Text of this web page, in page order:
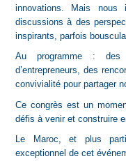
innovations. Mais
discussions à des
inspirants, parfois
Au programme : des
d’entrepreneurs, des
convivialité pour partager
Ce congrès est un
défis à venir et construire
Le Maroc, et plus
exceptionnel de cet